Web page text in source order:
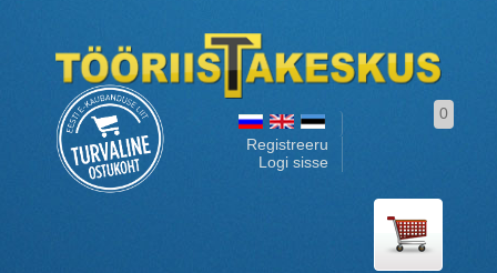
Registreeru
Logi sisse
0